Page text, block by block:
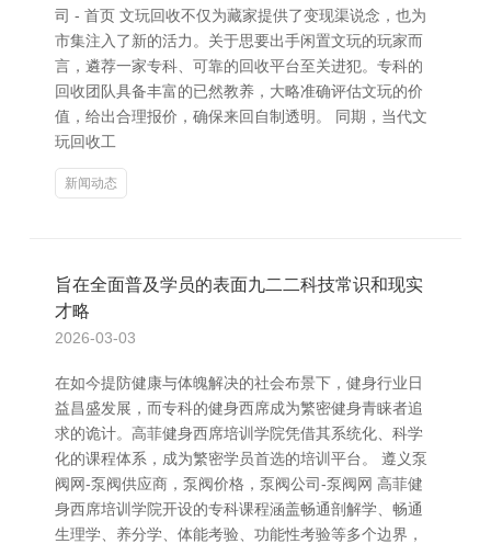
司 - 首页 文玩回收不仅为藏家提供了变现渠说念，也为
市集注入了新的活力。关于思要出手闲置文玩的玩家而
言，遴荐一家专科、可靠的回收平台至关进犯。专科的
回收团队具备丰富的已然教养，大略准确评估文玩的价
值，给出合理报价，确保来回自制透明。 同期，当代文
玩回收工
新闻动态
旨在全面普及学员的表面九二二科技常识和现实
才略
2026-03-03
在如今提防健康与体魄解决的社会布景下，健身行业日
益昌盛发展，而专科的健身西席成为繁密健身青睐者追
求的诡计。高菲健身西席培训学院凭借其系统化、科学
化的课程体系，成为繁密学员首选的培训平台。 遵义泵
阀网-泵阀供应商，泵阀价格，泵阀公司-泵阀网 高菲健
身西席培训学院开设的专科课程涵盖畅通剖解学、畅通
生理学、养分学、体能考验、功能性考验等多个边界，